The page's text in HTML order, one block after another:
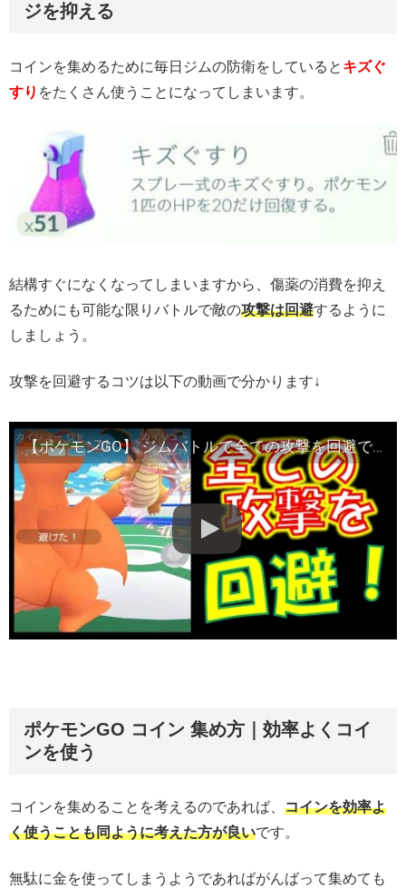
ジを抑える
コインを集めるために毎日ジムの防衛をしていると キズぐ
すり をたくさん使うことになってしまいます。
結構すぐになくなってしまいますから、傷薬の消費を抑え
るためにも可能な限りバトルで敵の攻撃は回避するように
しましょう。
攻撃を回避するコツは以下の動画で分かります↓
【ポケモンGO】 ジムバトルで全ての攻撃を回避できるタイミングとバトルのコツ
ポケモンGO コイン 集め方｜効率よくコイ
ンを使う
コインを集めることを考えるのであれば、 コインを効率よ
く使うことも同ように考えた方が良いです。
無駄に金を使ってしまうようであればがんばって集めても